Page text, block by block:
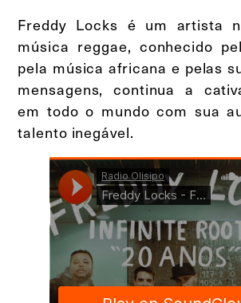
Freddy Locks é um artista
música reggae, conhecido
pela música africana e pelas
mensagens, continua a
em todo o mundo com sua
talento inegável.